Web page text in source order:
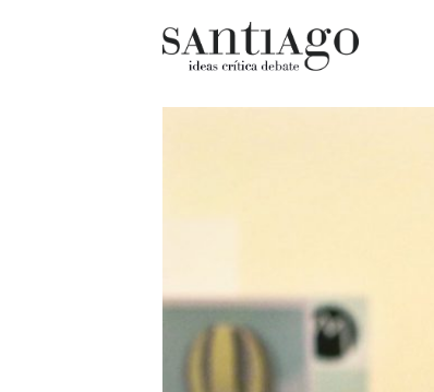
Artes visuales
Ciencia
Cine y televisión